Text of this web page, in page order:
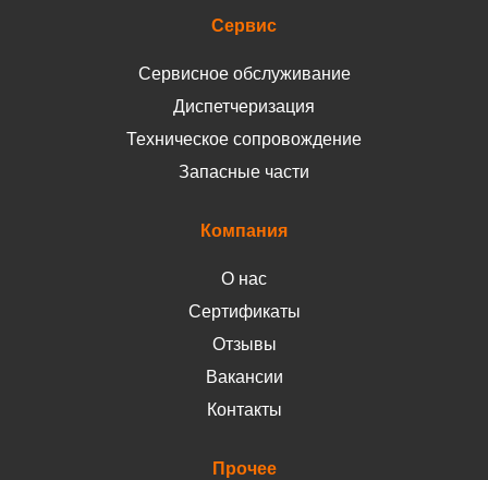
Сервис
Сервисное обслуживание
Диспетчеризация
Техническое сопровождение
Запасные части
Компания
О нас
Сертификаты
Отзывы
Вакансии
Контакты
Прочее